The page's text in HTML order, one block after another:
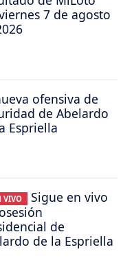
7 de agosto
ofensiva de
de Abelardo
Espriella
VIVO
Sigue en vivo
de
de la Espriella